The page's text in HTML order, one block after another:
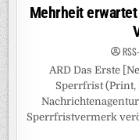
Mehrheit
ARD Das Erste
Sperrfrist (Print,
Sperrfristvermerk